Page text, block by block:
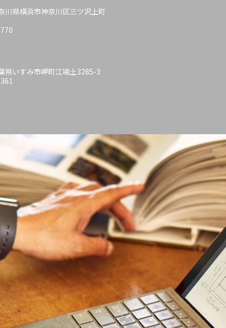
川県横浜市神奈川区三ツ沢上町
県いすみ市岬町江場土3285-3